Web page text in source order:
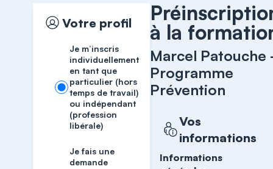
Votre profil
Je m’inscris
individuellement
en tant que
particulier (hors
temps de travail)
ou indépendant
(profession
libérale)
Je fais une
demande
à la
Marcel Patouche
Programme
Prévention
Vos
informations
Informations